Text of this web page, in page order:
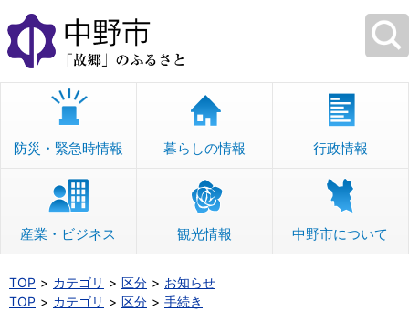
本
文
へ
移
防災・緊急時情報 暮らしの情報 行政情報
産業・ビジネス 観光情報 中野市について
TOP カテゴリ 区分
お知らせ
TOP
カテゴリ 区分
手続き